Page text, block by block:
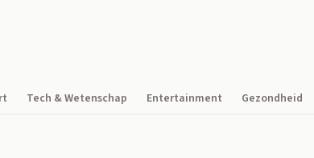
Tech & Wetenschap Entertainment Gezondheid